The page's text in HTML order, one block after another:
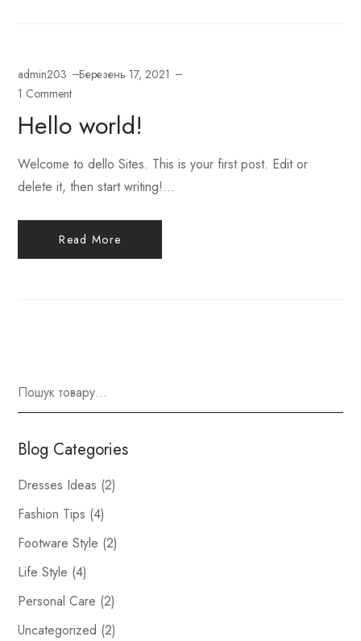
admin203
Березень 17, 2021
1 Comment
Hello world!
Welcome to dello Sites. This is your first post. Edit or
delete it, then start writing!...
Read More
Blog Categories
Dresses Ideas (2)
Fashion Tips (4)
Footware Style (2)
Life Style (4)
Personal Care (2)
Uncategorized (2)